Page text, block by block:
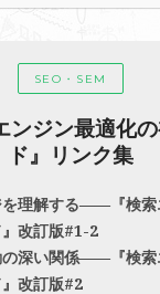
SEO・SEM
ンジン最適化
ド』リンク集
を理解する――『検索
改訂版#1-2
の深い関係――『検索
改訂版#2